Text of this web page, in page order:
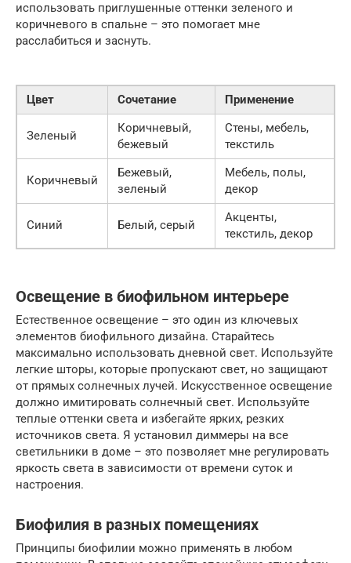
использовать приглушенные оттенки зеленого и
коричневого в спальне – это помогает мне
расслабиться и заснуть.
Цвет Сочетание Применение
Зеленый
Коричневый,
бежевый
Стены, мебель,
текстиль
Коричневый
Бежевый,
зеленый
Мебель, полы,
декор
Синий Белый, серый
Акценты,
текстиль, декор
Освещение в биофильном интерьере
Естественное освещение – это один из ключевых
элементов биофильного дизайна. Старайтесь
максимально использовать дневной свет. Используйте
легкие шторы, которые пропускают свет, но защищают
от прямых солнечных лучей. Искусственное освещение
должно имитировать солнечный свет. Используйте
теплые оттенки света и избегайте ярких, резких
источников света. Я установил диммеры на все
светильники в доме – это позволяет мне регулировать
яркость света в зависимости от времени суток и
настроения.
Биофилия в разных помещениях
Принципы биофилии можно применять в любом